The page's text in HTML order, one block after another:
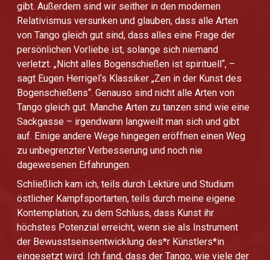
gibt. Außerdem sind wir seither in den modernen
Relativismus versunken und glauben, dass alle Arten
von Tango gleich gut sind, dass alles eine Frage der
persönlichen Vorliebe ist, solange sich niemand
verletzt. „Nicht alles Bogenschießen ist spirituell“, –
sagt Eugen Herrigel‘s Klassiker „Zen in der Kunst des
Bogenschießens“. Genauso sind nicht alle Arten von
Tango gleich gut. Manche Arten zu tanzen sind wie eine
Sackgasse – irgendwann langweilt man sich und gibt
auf. Einige andere Wege hingegen eröffnen einen Weg
zu unbegrenzter Verbesserung und noch nie
dagewesenen Erfahrungen.
Schließlich kam ich, teils durch Lektüre und Studium
östlicher Kampfsportarten, teils durch meine eigene
Kontemplation, zu dem Schluss, dass Kunst ihr
höchstes Potenzial erreicht, wenn sie als Instrument
der Bewusstseinsentwicklung des*r Künstlers*in
eingesetzt wird. Ich fand, dass der Tango, wie viele der